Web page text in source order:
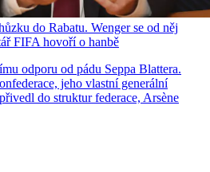
do Rabatu. Wenger se od něj
FIFA hovoří o hanbě
odporu od pádu Seppa Blattera.
jeho vlastní generální
do struktur federace, Arsène